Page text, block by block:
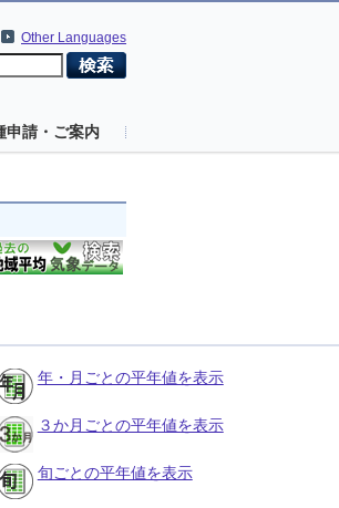
Other Languages
申請・ご案内
年・月ごとの平年値を表示
３か月ごとの平年値を表示
旬ごとの平年値を表示